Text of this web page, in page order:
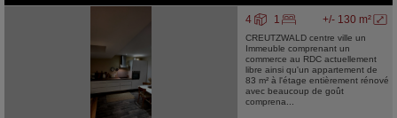
+/- 130 m²
4 1
CREUTZWALD centre ville un
Immeuble comprenant un
commerce au RDC actuellement
libre ainsi qu'un appartement de
83 m² à l'étage entièrement rénové
avec beaucoup de goût
comprena...